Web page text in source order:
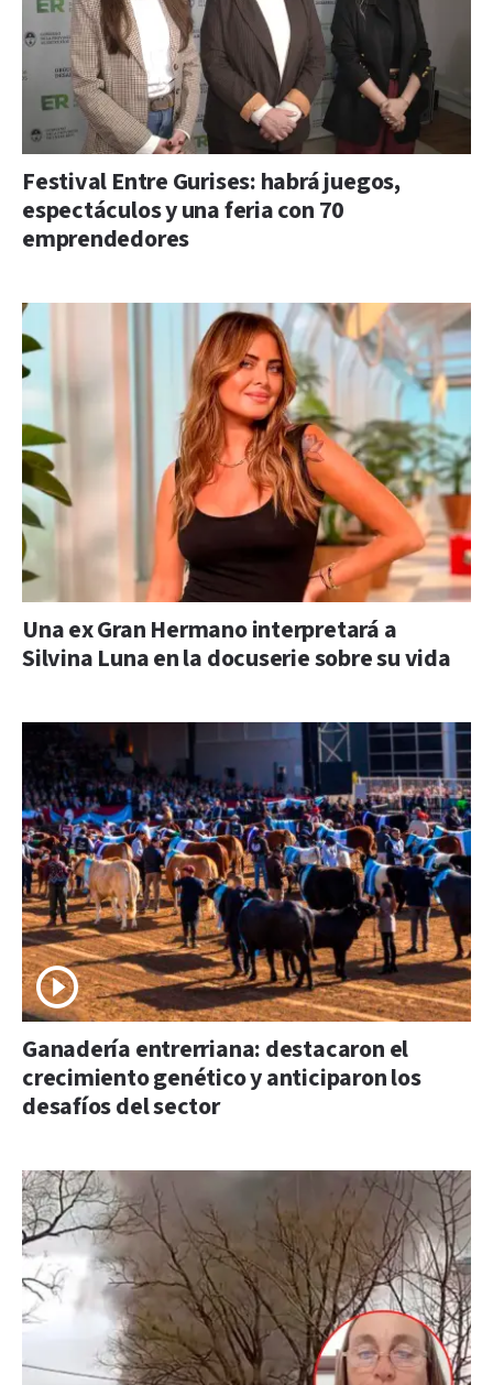
Festival Entre Gurises: habrá juegos,
espectáculos y una feria con 70
emprendedores
Una ex Gran Hermano interpretará a
Silvina Luna en la docuserie sobre su vida
Ganadería entrerriana: destacaron el
crecimiento genético y anticiparon los
desafíos del sector